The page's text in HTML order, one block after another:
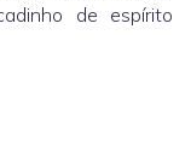
de espírito